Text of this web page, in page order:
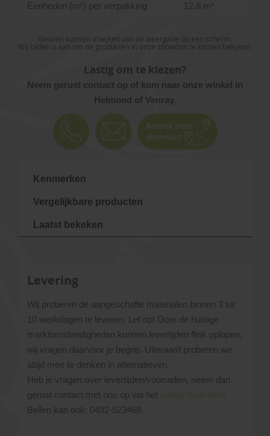
Eenheden (m²) per verpakking 12.6 m²
Kleuren kunnen afwijken van de weergave op een scherm.
Wij raden u aan om de producten in onze showtuin te komen bekijken.
Lastig om te kiezen?
Neem gerust contact op of kom naar onze winkel in
Helmond of Venray.
Kenmerken
Vergelijkbare producten
Laatst bekeken
Levering
Wij proberen de aangeschafte materialen binnen 3 tot
10 werkdagen te leveren. Let op! Door de huidige
marktomstandigheden kunnen levertijden flink oplopen,
wij vragen daarvoor je begrip. Uiteraard proberen we
altijd mee te denken in alternatieven.
Heb je vragen over levertijden/voorraden, neem dan
gerust contact met ons op via het contactformulier
Bellen kan ook: 0492-523468.